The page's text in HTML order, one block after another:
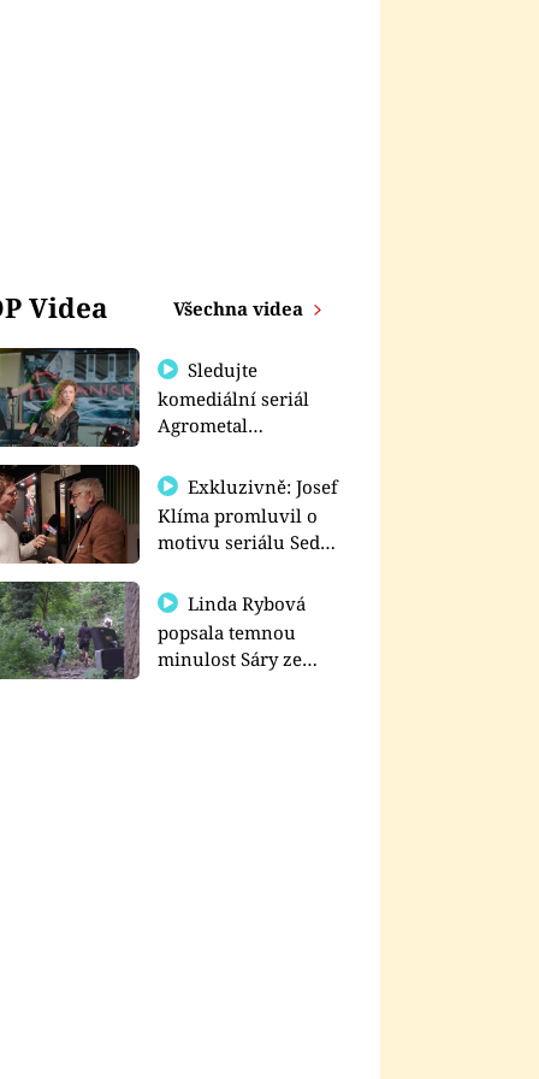
Videa Všechna videa
Sledujte
komediální seriál
Agrometal
prima+
Exkluzivně: Josef
Klíma promluvil o
motivu seriálu Sedm
Linda Rybová
popsala temnou
minulost Sáry ze